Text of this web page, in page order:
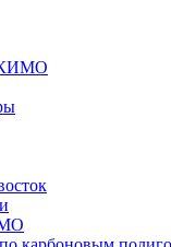
КИМО